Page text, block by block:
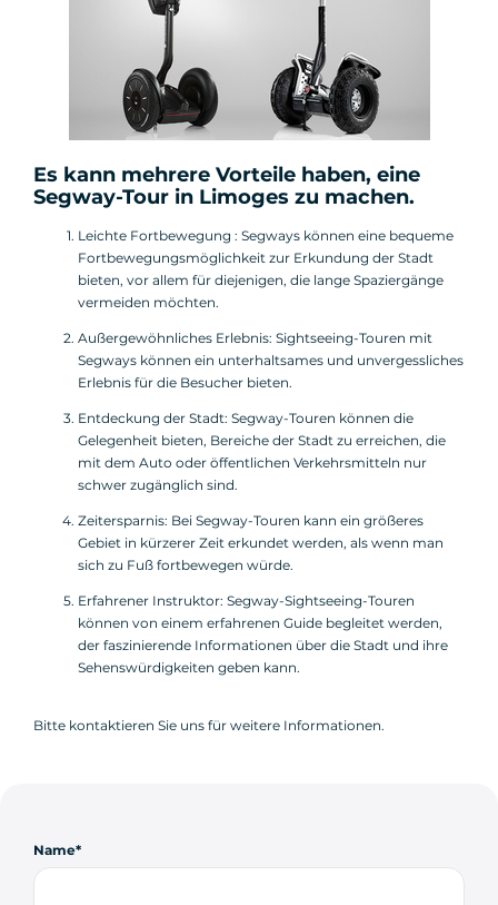
Es kann mehrere Vorteile haben, eine
Segway-Tour in Limoges zu machen.
Leichte Fortbewegung : Segways können eine bequeme
Fortbewegungsmöglichkeit zur Erkundung der Stadt
bieten, vor allem für diejenigen, die lange Spaziergänge
vermeiden möchten.
Außergewöhnliches Erlebnis: Sightseeing-Touren mit
Segways können ein unterhaltsames und unvergessliches
Erlebnis für die Besucher bieten.
Entdeckung der Stadt: Segway-Touren können die
Gelegenheit bieten, Bereiche der Stadt zu erreichen, die
mit dem Auto oder öffentlichen Verkehrsmitteln nur
schwer zugänglich sind.
Zeitersparnis: Bei Segway-Touren kann ein größeres
Gebiet in kürzerer Zeit erkundet werden, als wenn man
sich zu Fuß fortbewegen würde.
Erfahrener Instruktor: Segway-Sightseeing-Touren
können von einem erfahrenen Guide begleitet werden,
der faszinierende Informationen über die Stadt und ihre
Sehenswürdigkeiten geben kann.
Bitte kontaktieren Sie uns für weitere Informationen.
Name